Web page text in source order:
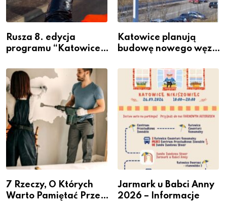
Rusza 8. edycja
programu “Katowice
– nabór dla
przedsiębiorców
Katowice planują
budowę nowego węzła
Podlesiu
7 Rzeczy, O Których
Warto Pamiętać Przed
Jarmark u Babci Anny
2026 – Informacje